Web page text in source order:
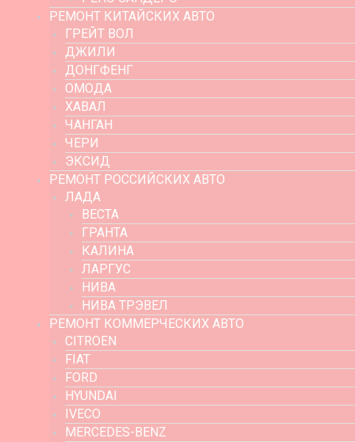
РЕМОНТ КИТАЙСКИХ АВТО
ГРЕЙТ ВОЛ
ДЖИЛИ
ДОНГФЕНГ
ОМОДА
ХАВАЛ
ЧАНГАН
ЧЕРИ
ЭКСИД
РЕМОНТ РОССИЙСКИХ АВТО
ЛАДА
ВЕСТА
ГРАНТА
КАЛИНА
ЛАРГУС
НИВА
НИВА ТРЭВЕЛ
РЕМОНТ КОММЕРЧЕСКИХ АВТО
CITROEN
FIAT
FORD
HYUNDAI
IVECO
MERCEDES-BENZ